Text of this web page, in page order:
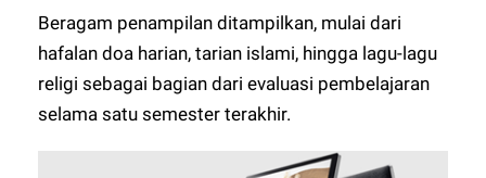
Beragam penampilan ditampilkan, mulai dari
hafalan doa harian, tarian islami, hingga lagu-lagu
religi sebagai bagian dari evaluasi pembelajaran
selama satu semester terakhir.